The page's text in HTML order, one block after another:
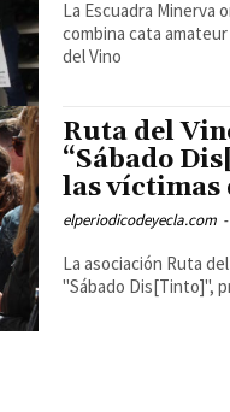
La Escuadra Minerva
combina cata
del Vino
Ruta del
“Sábado
las víctimas
elperiodicodeyecla.com -
La asociación Ruta
"Sábado Dis[Tinto]",